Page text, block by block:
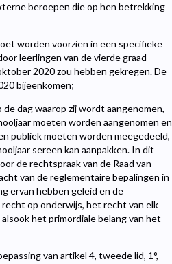
beroepen die op hen betrekking
worden voorzien in een specifieke
leerlingen van de vierde graad
2020 zou hebben gekregen. De
bijeenkomen;
dag waarop zij wordt aangenomen,
moeten worden aangenomen en
publiek moeten worden meegedeeld,
sereen kan aanpakken. In dit
de rechtspraak van de Raad van
van de reglementaire bepalingen in
ervan hebben geleid en de
op onderwijs, het recht van elk
het primordiale belang van het
van artikel 4, tweede lid, 1°,